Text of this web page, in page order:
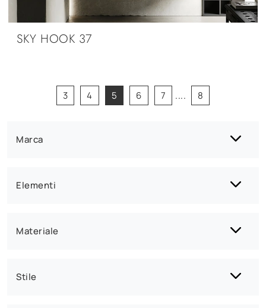
Marca
Elementi
Materiale
Stile
SKY HOOK 37
3 4 5 6 7 .... 8